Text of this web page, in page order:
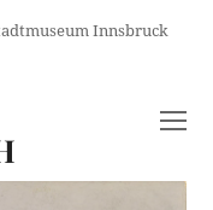
Innsbruck